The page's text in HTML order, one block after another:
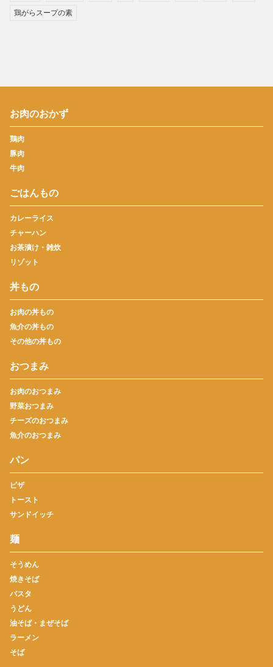
鶏がらスープの素
お肉のおかず
鶏肉
豚肉
牛肉
ごはんもの
カレーライス
チャーハン
お茶漬け・雑炊
リゾット
丼もの
お肉の丼もの
魚介の丼もの
その他の丼もの
おつまみ
お肉のおつまみ
野菜おつまみ
チーズのおつまみ
魚介のおつまみ
パン
ピザ
トースト
サンドイッチ
麺
そうめん
焼きそば
パスタ
うどん
油そば・まぜそば
ラーメン
そば